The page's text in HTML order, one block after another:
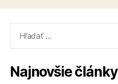
Najnovšie články